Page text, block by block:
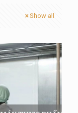
Show all